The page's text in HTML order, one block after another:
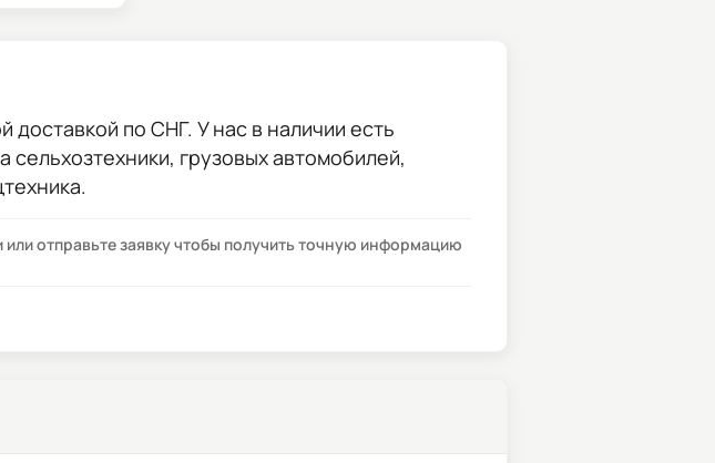
доставкой по СНГ. У нас в наличии есть
сельхозтехники, грузовых автомобилей,
отправьте заявку чтобы получить точную информацию